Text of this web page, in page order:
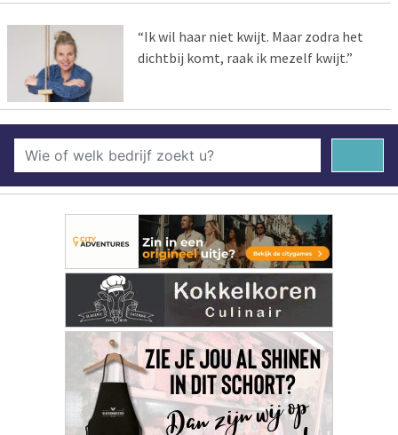
“Ik wil haar niet kwijt. Maar zodra het
dichtbij komt, raak ik mezelf kwijt.”